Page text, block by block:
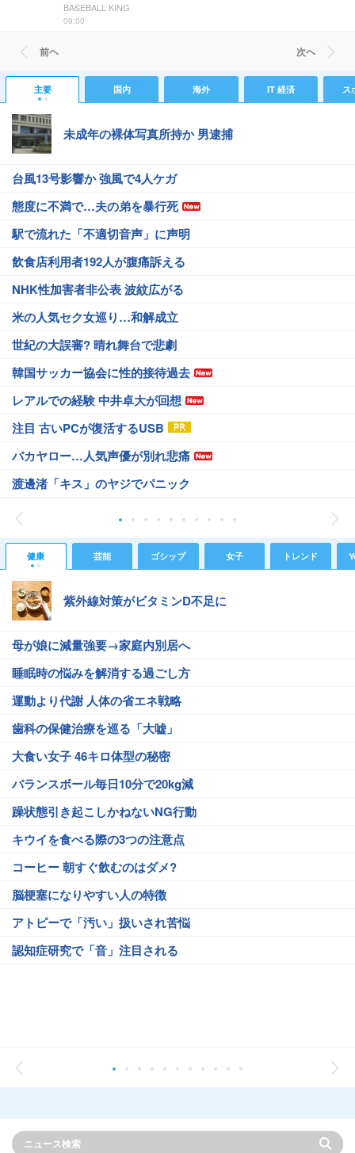
BASEBALL KING
09:00
前ヘ 次ヘ
主要 国内 海外 IT 経済 ス
未成年の裸体写真所持か 男逮捕
台風13号影響か 強風で4人ケガ
態度に不満で…夫の弟を暴行死
駅で流れた「不適切音声」に声明
飲食店利用者192人が腹痛訴える
NHK性加害者非公表 波紋広がる
米の人気セク女巡り…和解成立
世紀の大誤審? 晴れ舞台で悲劇
韓国サッカー協会に性的接待過去
レアルでの経験 中井卓大が回想
注目 古いPCが復活するUSB
バカヤロー…人気声優が別れ悲痛
渡邊渚「キス」のヤジでパニック
健康 芸能 ゴシップ 女子 トレンド
紫外線対策がビタミンD不足に
母が娘に減量強要→家庭内別居へ
睡眠時の悩みを解消する過ごし方
運動より代謝 人体の省エネ戦略
歯科の保健治療を巡る「大嘘」
大食い女子 46キロ体型の秘密
バランスボール毎日10分で20kg減
躁状態引き起こしかねないNG行動
キウイを食べる際の3つの注意点
コーヒー 朝すぐ飲むのはダメ?
脳梗塞になりやすい人の特徴
アトピーで「汚い」扱いされ苦悩
認知症研究で「音」注目される